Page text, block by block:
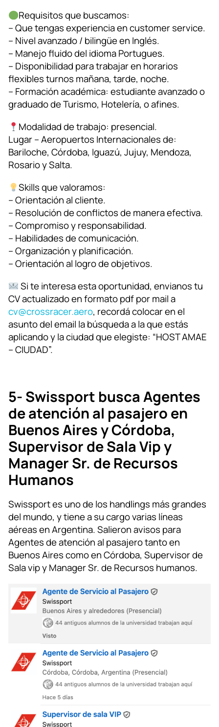
Requisitos que buscamos:
– Que tengas experiencia en customer service.
– Nivel avanzado / bilingüe en Inglés.
– Manejo fluido del idioma Portugues.
– Disponibilidad para trabajar en horarios
flexibles turnos mañana, tarde, noche.
– Formación académica: estudiante avanzado o
graduado de Turismo, Hotelería, o afines.
Modalidad de trabajo: presencial.
Lugar – Aeropuertos Internacionales de:
Bariloche, Córdoba, Iguazú, Jujuy, Mendoza,
Rosario y Salta.
Skills que valoramos:
– Orientación al cliente.
– Resolución de conflictos de manera efectiva.
– Compromiso y responsabilidad.
– Habilidades de comunicación.
– Organización y planificación.
– Orientación al logro de objetivos.
Si te interesa esta oportunidad, envianos tu
CV actualizado en formato pdf por mail a
cv@crossracer.aero, recordá colocar en el
asunto del email la búsqueda a la que estás
aplicando y la ciudad que elegiste: “HOST AMAE
– CIUDAD”.
5- Swissport busca Agentes
de atención al pasajero en
Buenos Aires y Córdoba,
Supervisor de Sala Vip y
Manager Sr. de Recursos
Humanos
Swissport es uno de los handlings más grandes
del mundo, y tiene a su cargo varias líneas
aéreas en Argentina. Salieron avisos para
Agentes de atención al pasajero tanto en
Buenos Aires como en Córdoba, Supervisor de
Sala vip y Manager Sr. de Recursos humanos.